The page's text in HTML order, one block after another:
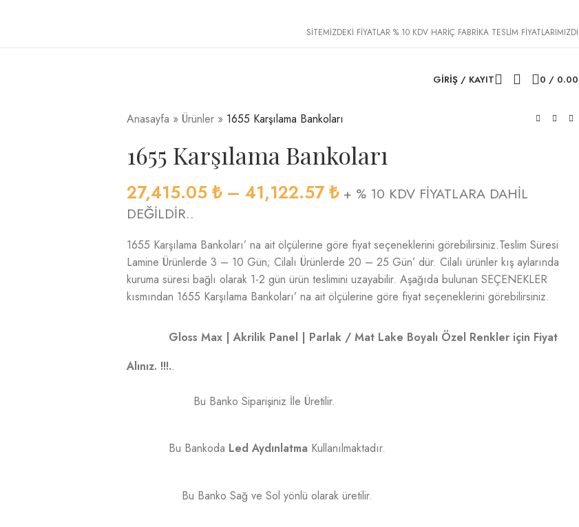
SİTEMİZDEKİ FİYATLAR % 10 KDV HARİÇ FABRİKA TESLİM
GIRIŞ / KAYIT 0 /
Anasayfa » Ürünler » 1655 Karşılama Bankoları
1655 Karşılama Bankoları
27,415.05₺ – 41,122.57₺ + % 10 KDV FİYATLARA DAHİL
DEĞİLDİR..
1655 Karşılama Bankoları’ na ait ölçülerine göre fiyat seçeneklerini görebilirsiniz.Teslim Süresi
Lamine Ürünlerde 3 – 10 Gün; Cilalı Ürünlerde 20 – 25 Gün’ dür. Cilalı ürünler kış aylarında
kuruma süresi bağlı olarak 1-2 gün ürün teslimini uzayabilir. Aşağıda bulunan SEÇENEKLER
kısmından 1655 Karşılama Bankoları’ na ait ölçülerine göre fiyat seçeneklerini görebilirsiniz.
Gloss Max | Akrilik Panel | Parlak / Mat Lake Boyalı Özel Renkler için Fiyat
Alınız. !!!..
Bu Banko Siparişiniz İle Üretilir.
Bu Bankoda Led Aydınlatma Kullanılmaktadır.
Bu Banko Sağ ve Sol yönlü olarak üretilir.